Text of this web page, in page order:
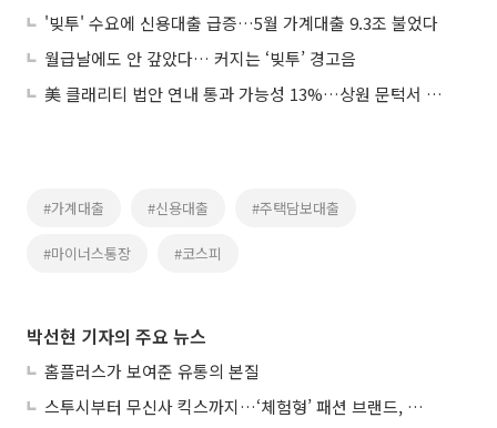
'빚투' 수요에 신용대출 급증…5월 가계대출 9.3조 불었다
월급날에도 안 갚았다… 커지는 ‘빚투’ 경고음
美 클래리티 법안 연내 통과 가능성 13%…상원 문턱서 제동
#가계대출 #신용대출 #주택담보대출
#마이너스통장 #코스피
박선현 기자의 주요 뉴스
홈플러스가 보여준 유통의 본질
스투시부터 무신사 킥스까지…‘체험형’ 패션 브랜드, 잇단 제주행